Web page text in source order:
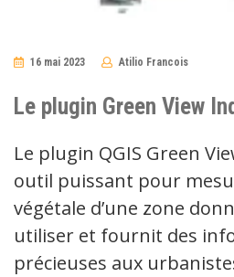
16 mai 2023 Atilio Francois
Le plugin Green View
Le plugin QGIS Green
outil puissant pour
végétale d’une zone
utiliser et fournit des
précieuses aux